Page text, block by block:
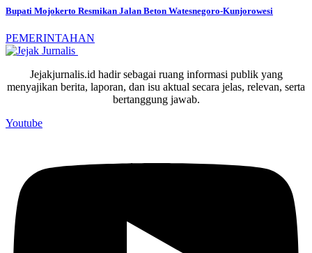
Bupati Mojokerto Resmikan Jalan Beton Watesnegoro-Kunjorowesi
PEMERINTAHAN
Jejakjurnalis.id hadir sebagai ruang informasi publik yang
menyajikan berita, laporan, dan isu aktual secara jelas, relevan, serta
bertanggung jawab.
Youtube